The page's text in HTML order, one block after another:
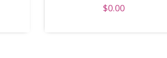
$0.00